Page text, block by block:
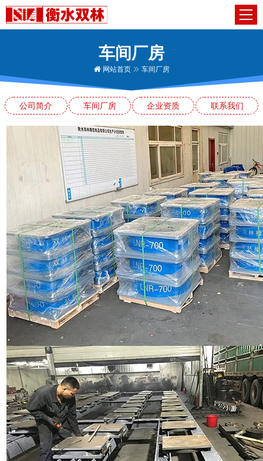
车间厂房
网站首页 车间厂房
公司简介 车间厂房 企业资质 联系我们